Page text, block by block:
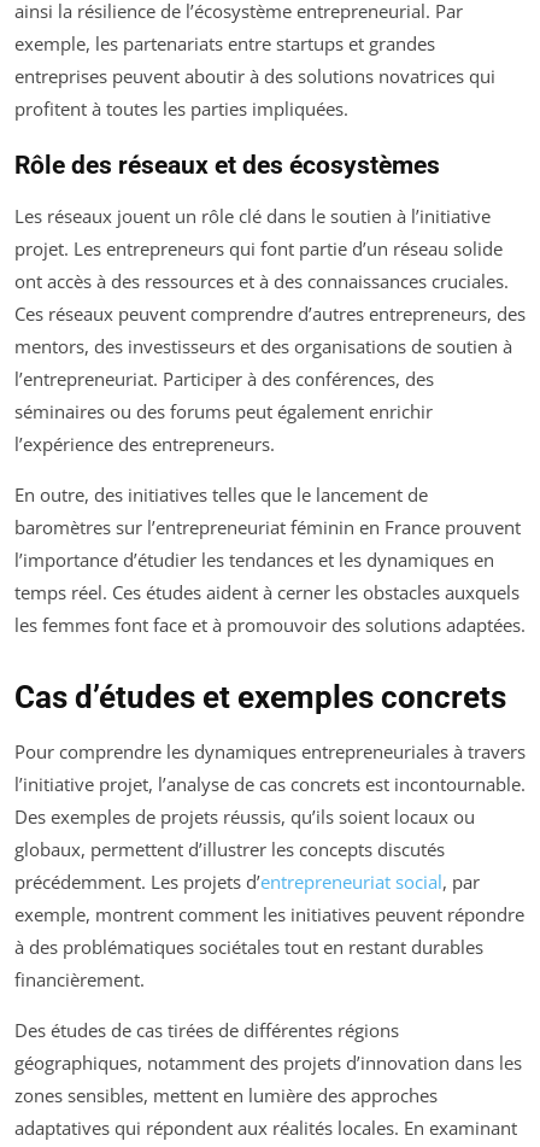
ainsi la résilience de l’écosystème entrepreneurial. Par
exemple, les partenariats entre startups et grandes
entreprises peuvent aboutir à des solutions novatrices qui
profitent à toutes les parties impliquées.
Rôle des réseaux et des écosystèmes
Les réseaux jouent un rôle clé dans le soutien à l’initiative
projet. Les entrepreneurs qui font partie d’un réseau solide
ont accès à des ressources et à des connaissances cruciales.
Ces réseaux peuvent comprendre d’autres entrepreneurs, des
mentors, des investisseurs et des organisations de soutien à
l’entrepreneuriat. Participer à des conférences, des
séminaires ou des forums peut également enrichir
l’expérience des entrepreneurs.
En outre, des initiatives telles que le lancement de
baromètres sur l’entrepreneuriat féminin en France prouvent
l’importance d’étudier les tendances et les dynamiques en
temps réel. Ces études aident à cerner les obstacles auxquels
les femmes font face et à promouvoir des solutions adaptées.
Cas d’études et exemples concrets
Pour comprendre les dynamiques entrepreneuriales à travers
l’initiative projet, l’analyse de cas concrets est incontournable.
Des exemples de projets réussis, qu’ils soient locaux ou
globaux, permettent d’illustrer les concepts discutés
précédemment. Les projets d’entrepreneuriat social, par
exemple, montrent comment les initiatives peuvent répondre
à des problématiques sociétales tout en restant durables
financièrement.
Des études de cas tirées de différentes régions
géographiques, notamment des projets d’innovation dans les
zones sensibles, mettent en lumière des approches
adaptatives qui répondent aux réalités locales. En examinant